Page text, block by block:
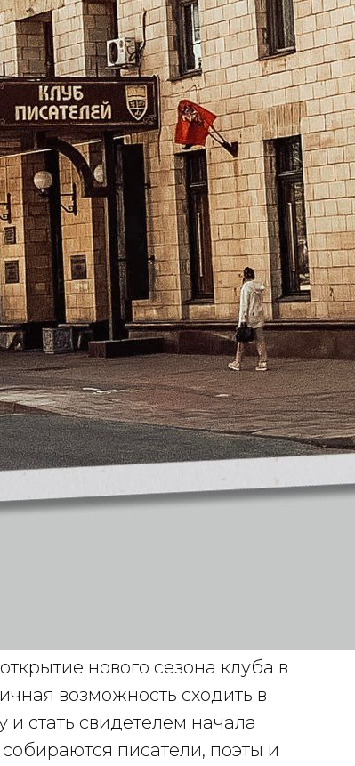
нового сезона клуба в
возможность сходить в
и стать свидетелем начала
писатели, поэты и